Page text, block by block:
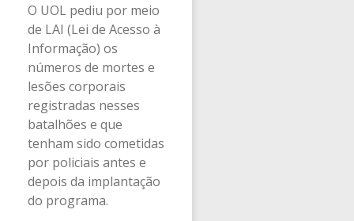
O UOL pediu por meio
de LAI (Lei de Acesso à
Informação) os
números de mortes e
lesões corporais
registradas nesses
batalhões e que
tenham sido cometidas
por policiais antes e
depois da implantação
do programa.